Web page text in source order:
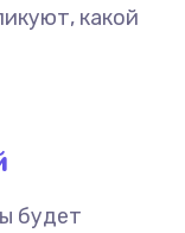
какой
будет